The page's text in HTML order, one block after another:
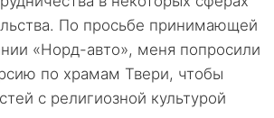
По просьбе принимающей
«Норд-авто», меня попросили
по храмам Твери, чтобы
с религиозной культурой